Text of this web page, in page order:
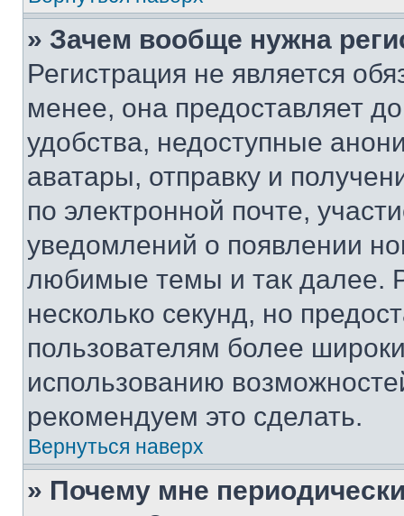
» Зачем вообще нужна
Регистрация не является
менее, она предоставляет
удобства, недоступные
аватары, отправку и
по электронной почте,
уведомлений о появлении
любимые темы и так далее.
несколько секунд, но
пользователям более
использованию
рекомендуем это сделать.
Вернуться наверх
» Почему мне